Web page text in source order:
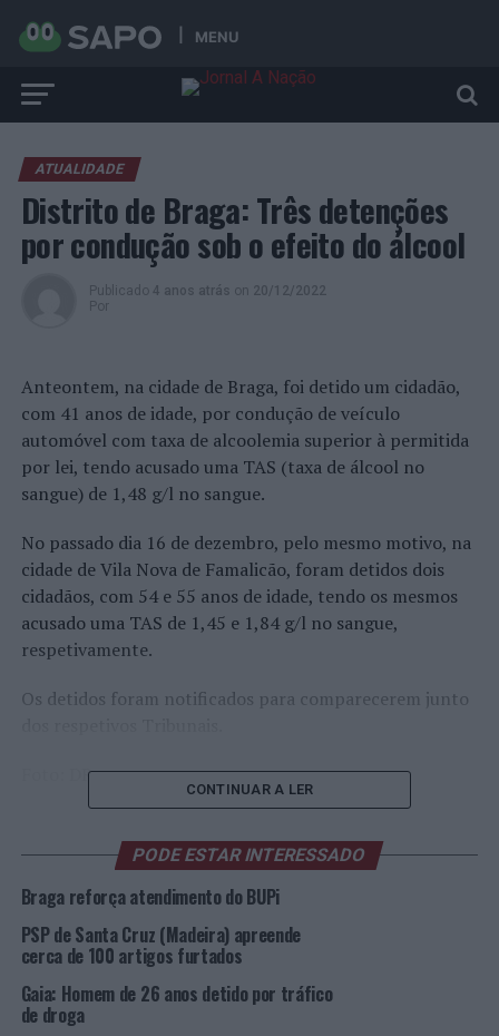
MENU
ATUALIDADE
Distrito de Braga: Três detenções
por condução sob o efeito do álcool
Publicado 4 anos atrás on 20/12/2022
Por
Anteontem, na cidade de Braga, foi detido um cidadão,
com 41 anos de idade, por condução de veículo
automóvel com taxa de alcoolemia superior à permitida
por lei, tendo acusado uma TAS (taxa de álcool no
sangue) de 1,48 g/l no sangue.
No passado dia 16 de dezembro, pelo mesmo motivo, na
cidade de Vila Nova de Famalicão, foram detidos dois
cidadãos, com 54 e 55 anos de idade, tendo os mesmos
acusado uma TAS de 1,45 e 1,84 g/l no sangue,
respetivamente.
Os detidos foram notificados para comparecerem junto
Foto: DR.
DESTAQUE
PSP VILA NOVA DE FAMALICÃO
PRÓXIMO
Cerca de 600 Seniores voltam a viver Festa de Natal em
Castro Marim
Braga: Detenção por condução ilegal de interveniente
em acidente de viação
CONTINUAR A LER
PODE ESTAR INTERESSADO
Braga reforça atendimento do BUPi
PSP de Santa Cruz (Madeira) apreende
cerca de 100 artigos furtados
Gaia: Homem de 26 anos detido por tráfico
de droga